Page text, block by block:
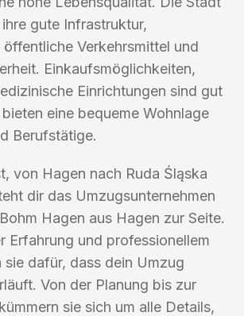
gute Infrastruktur,
Verkehrsmittel und
Einkaufsmöglichkeiten,
Einrichtungen sind gut
eine bequeme Wohnlage
Berufstätige.
von Hagen nach Ruda Śląska
dir das Umzugsunternehmen
Hagen aus Hagen zur Seite.
Erfahrung und professionellem
sie dafür, dass dein Umzug
Von der Planung bis zur
sie sich um alle Details,